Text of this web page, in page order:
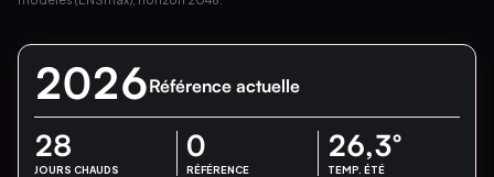
2026Référence actuelle
28
JOURS CHAUDS
0
RÉFÉRENCE
26,3°
TEMP. ÉTÉ